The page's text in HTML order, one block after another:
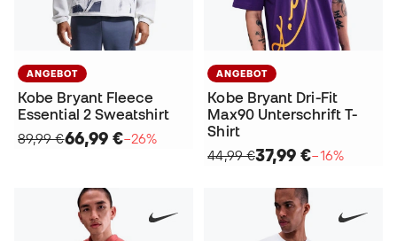
ANGEBOT
Kobe Bryant Fleece
Essential 2 Sweatshirt
89,99 €66,99 €−26%
ANGEBOT
Kobe Bryant Dri-Fit
Max90 Unterschrift T-
Shirt
44,99 €37,99 €−16%